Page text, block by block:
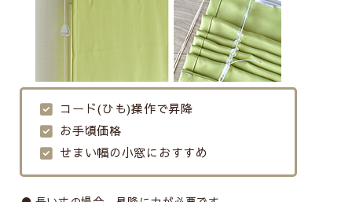
コード(ひも)操作で昇降
お手頃価格
せまい幅の小窓におすすめ